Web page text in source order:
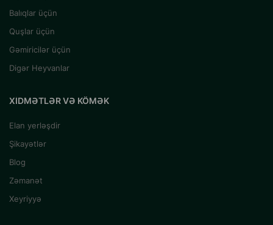
Balıqlar üçün
Quşlar üçün
Gəmiricilər üçün
Digər Heyvanlar
XIDMƏTLƏR VƏ KÖMƏK
Elan yerləşdir
Şikayətlər
Blog
Zəmanət
Xeyriyyə